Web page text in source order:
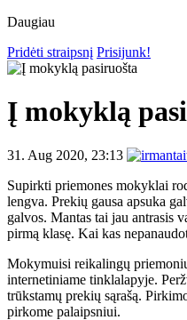
Daugiau
Pridėti straipsnį Prisijunk!
Į mokyklą
31. Aug 2020, 23:13
Supirkti priemones mokyklai
lengva. Prekių gausa apsuka
galvos. Mantas tai jau antrasis
pirmą klasę. Kai kas
Mokymuisi reikalingų
internetiniame tinklalapyje.
trūkstamų prekių sąrašą.
pirkome palaipsniui.